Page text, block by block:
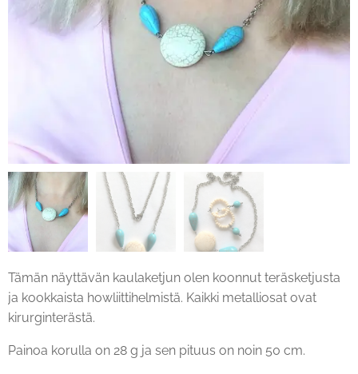
Tämän näyttävän kaulaketjun olen koonnut teräsketjusta
ja kookkaista howliittihelmistä. Kaikki metalliosat ovat
kirurginterästä.
Painoa korulla on 28 g ja sen pituus on noin 50 cm.